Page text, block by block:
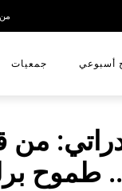
أسبوعي جمعيات
من
طموح